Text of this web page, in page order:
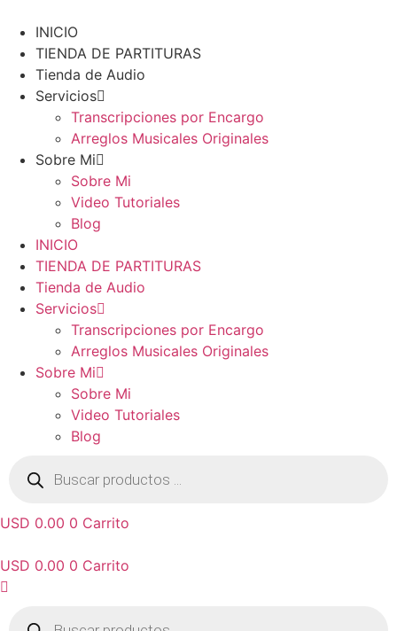
contenido
INICIO
TIENDA DE PARTITURAS
Tienda de Audio
Servicios
Transcripciones por Encargo
Arreglos Musicales Originales
Sobre Mi
Sobre Mi
Video Tutoriales
Blog
INICIO
TIENDA DE PARTITURAS
Tienda de Audio
Servicios
Transcripciones por Encargo
Arreglos Musicales Originales
Sobre Mi
Sobre Mi
Video Tutoriales
Blog
productos
USD 0.00 0 Carrito
USD 0.00 0 Carrito